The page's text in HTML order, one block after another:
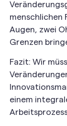
menschlichen
Augen, zwei
Grenzen
Fazit: Wir
einem